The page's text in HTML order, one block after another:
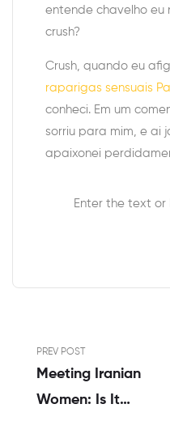
entende chavelho eu
crush?
Crush, quando eu
raparigas sensuais
conheci. Em um
sorriu para mim, e ai
apaixonei
Enter the text or
PREV POST
Meeting Iranian
Women: Is It